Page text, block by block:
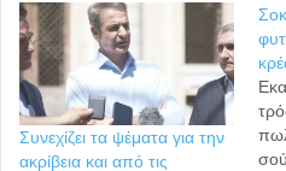
Συνεχίζει τα ψέματα για την
ακρίβεια και από τις